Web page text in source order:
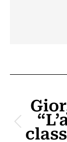
post